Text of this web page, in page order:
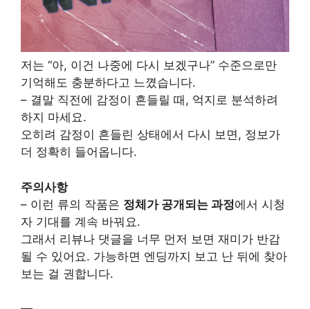
저는 “아, 이건 나중에 다시 보겠구나” 수준으로만
기억해도 충분하다고 느꼈습니다.
– 결말 직전에 감정이 흔들릴 때, 억지로 분석하려
하지 마세요.
오히려 감정이 흔들린 상태에서 다시 보면, 정보가
더 정확히 들어옵니다.
주의사항
– 이런 류의 작품은 정체가 공개되는 과정에서 시청
자 기대를 계속 바꿔요.
그래서 리뷰나 댓글을 너무 먼저 보면 재미가 반감
될 수 있어요. 가능하면 엔딩까지 보고 난 뒤에 찾아
보는 걸 권합니다.